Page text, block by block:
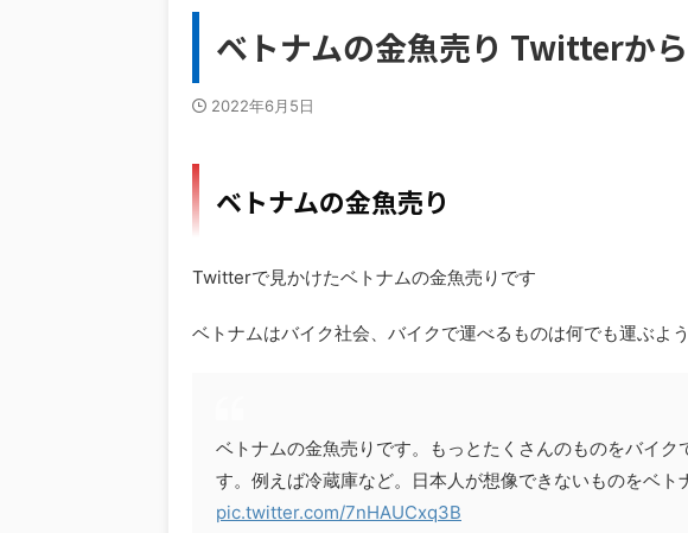
ベトナムの金魚売り Twitterから
2022年6月5日
ベトナムの金魚売り
Twitterで見かけたベトナムの金魚売りです
ベトナムはバイク社会、バイクで運べるものは何でも運ぶよ
ベトナムの金魚売りです。もっとたくさんのものをバイク
す。例えば冷蔵庫など。日本人が想像できないものをベト
pic.twitter.com/7nHAUCxq3B